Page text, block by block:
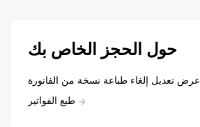
حول الحجز الخاص بك
عرض تعديل إلغاء طباعة نسخة من الفاتورة
طبع الفواتير